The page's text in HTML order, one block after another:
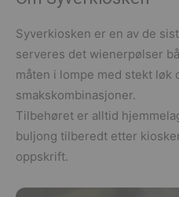
Syverkiosken er en av de
serveres det wienerpølser
måten i lompe med stekt løk
smakskombinasjoner.
Tilbehøret er alltid
buljong tilberedt etter
oppskrift.